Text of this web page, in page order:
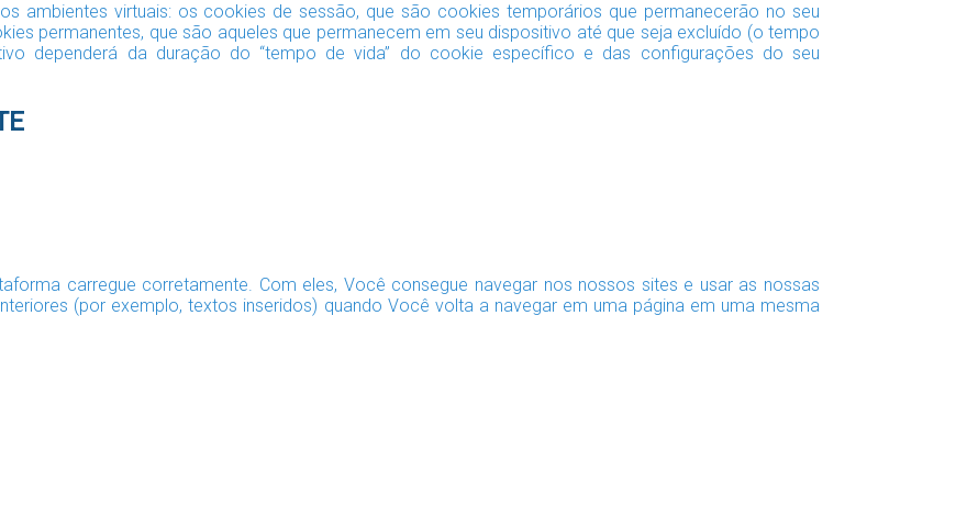
ambientes virtuais: os cookies de sessão, que são cookies temporários que permanecerão no seu
permanentes, que são aqueles que permanecem em seu dispositivo até que seja excluído (o tempo
dependerá da duração do “tempo de vida” do cookie específico e das configurações do seu
carregue corretamente. Com eles, Você consegue navegar nos nossos sites e usar as nossas
(por exemplo, textos inseridos) quando Você volta a navegar em uma página em uma mesma